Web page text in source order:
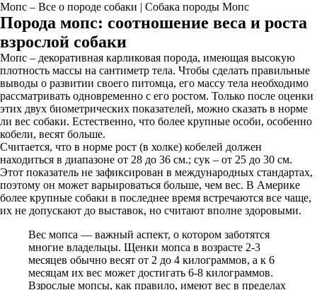
Мопс – Все о породе собаки | Собака породы Мопс
Порода мопс: соотношение веса и роста
взрослой собаки
Мопс – декоративная карликовая порода, имеющая высокую
плотность массы на сантиметр тела. Чтобы сделать правильные
выводы о развитии своего питомца, его массу тела необходимо
рассматривать одновременно с его ростом. Только после оценки
этих двух биометрических показателей, можно сказать в норме
ли вес собаки. Естественно, что более крупные особи, особенно
кобели, весят больше.
Считается, что в норме рост (в холке) кобелей должен
находиться в диапазоне от 28 до 36 см.; сук – от 25 до 30 см.
Этот показатель не зафиксирован в международных стандартах,
поэтому он может варьироваться больше, чем вес. В Америке
более крупные собаки в последнее время встречаются все чаще,
их не допускают до выставок, но считают вполне здоровыми.
Вес мопса — важный аспект, о котором заботятся
многие владельцы. Щенки мопса в возрасте 2-3
месяцев обычно весят от 2 до 4 килограммов, а к 6
месяцам их вес может достигать 6-8 килограммов.
Взрослые мопсы, как правило, имеют вес в пределах